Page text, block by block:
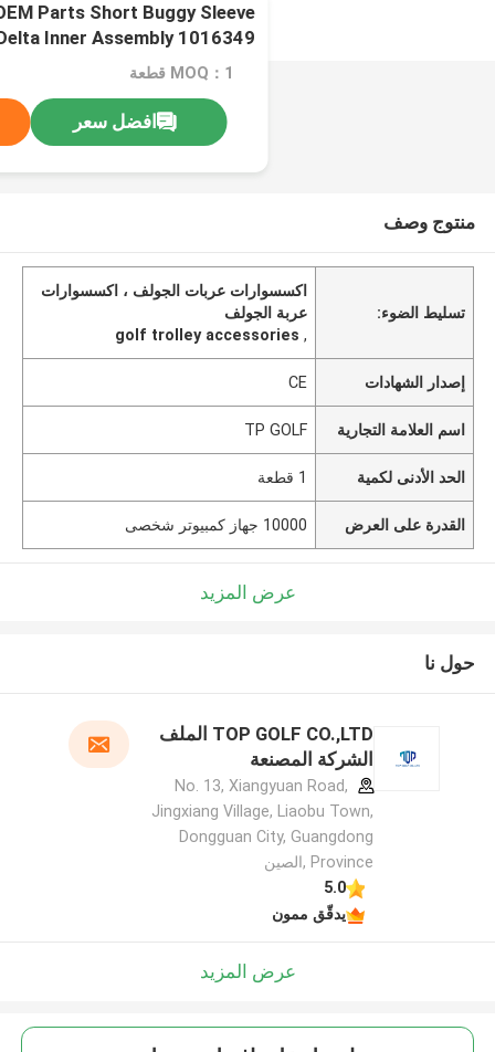
Parts Short Buggy Sleeve
Inner Assembly 1016349
MOQ：1 قطعة
افضل سعر
منتوج وصف
تسليط الضوء:
اكسسوارات عربات الجولف ، اكسسوارات
عربة الجولف
,
golf trolley accessories
إصدار الشهادات CE
اسم العلامة التجارية TP GOLF
الحد الأدنى لكمية 1 قطعة
القدرة على العرض 10000 جهاز كمبيوتر شخصى
عرض المزيد
حول نا
TOP GOLF CO.,LTD الملف
الشركة المصنعة
No. 13, Xiangyuan Road,
Jingxiang Village, Liaobu Town,
Dongguan City, Guangdong
Province ,الصين
5.0
يدقّق ممون
عرض المزيد